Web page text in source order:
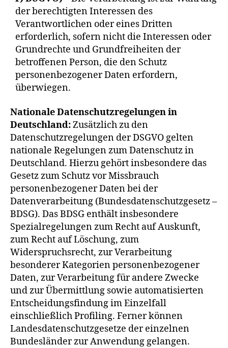
der berechtigten Interessen des
Verantwortlichen oder eines Dritten
erforderlich, sofern nicht die Interessen oder
Grundrechte und Grundfreiheiten der
betroffenen Person, die den Schutz
personenbezogener Daten erfordern,
überwiegen.
Nationale Datenschutzregelungen in
Deutschland:Zusätzlich zu den
Datenschutzregelungen der DSGVO gelten
nationale Regelungen zum Datenschutz in
Deutschland. Hierzu gehört insbesondere das
Gesetz zum Schutz vor Missbrauch
personenbezogener Daten bei der
Datenverarbeitung (Bundesdatenschutzgesetz –
BDSG). Das BDSG enthält insbesondere
Spezialregelungen zum Recht auf Auskunft,
zum Recht auf Löschung, zum
Widerspruchsrecht, zur Verarbeitung
besonderer Kategorien personenbezogener
Daten, zur Verarbeitung für andere Zwecke
und zur Übermittlung sowie automatisierten
Entscheidungsfindung im Einzelfall
einschließlich Profiling. Ferner können
Landesdatenschutzgesetze der einzelnen
Bundesländer zur Anwendung gelangen.